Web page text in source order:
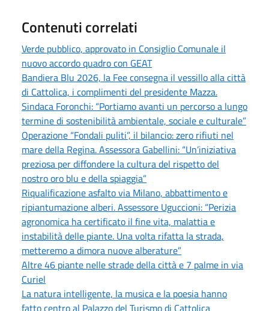
Contenuti correlati
Verde pubblico, approvato in Consiglio Comunale il
nuovo accordo quadro con GEAT
Bandiera Blu 2026, la Fee consegna il vessillo alla città
di Cattolica, i complimenti del presidente Mazza.
Sindaca Foronchi: “Portiamo avanti un percorso a lungo
termine di sostenibilità ambientale, sociale e culturale”
Operazione “Fondali puliti”, il bilancio: zero rifiuti nel
mare della Regina. Assessora Gabellini: “Un’iniziativa
preziosa per diffondere la cultura del rispetto del
nostro oro blu e della spiaggia”
Riqualificazione asfalto via Milano, abbattimento e
ripiantumazione alberi. Assessore Uguccioni: “Perizia
agronomica ha certificato il fine vita, malattia e
instabilità delle piante. Una volta rifatta la strada,
metteremo a dimora nuove alberature”
Altre 46 piante nelle strade della città e 7 palme in via
Curiel
La natura intelligente, la musica e la poesia hanno
fatto centro al Palazzo del Turismo di Cattolica